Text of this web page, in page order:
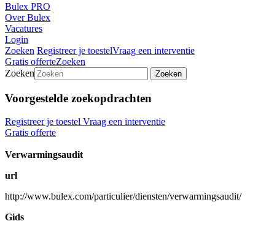
Bulex PRO
Over Bulex
Vacatures
Login
Zoeken Registreer je toestelVraag een interventie
Gratis offerteZoeken
Zoeken
Zoeken
Voorgestelde zoekopdrachten
Registreer je toestel Vraag een interventie
Gratis offerte
Verwarmingsaudit
url
http://www.bulex.com/particulier/diensten/verwarmingsaudit/
Gids